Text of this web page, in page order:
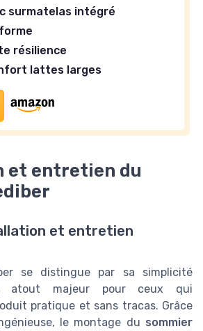
surmatelas intégré
résilience
lattes larges
et entretien du
et entretien
se distingue par sa simplicité
atout majeur pour ceux qui
pratique et sans tracas. Grâce
le montage du sommier